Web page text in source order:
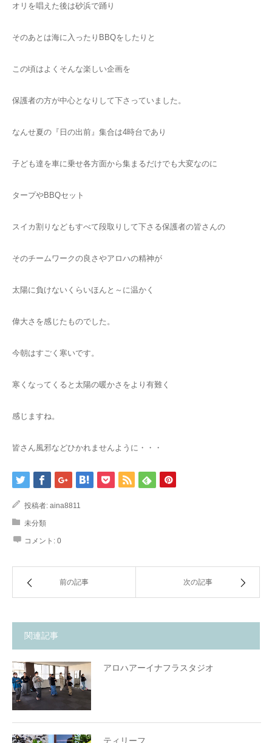
オリを唱えた後は砂浜で踊り
そのあとは海に入ったりBBQをしたりと
この頃はよくそんな楽しい企画を
保護者の方が中心となりして下さっていました。
なんせ夏の『日の出前』集合は4時台であり
子ども達を車に乗せ各方面から集まるだけでも大変なのに
タープやBBQセット
スイカ割りなどもすべて段取りして下さる保護者の皆さんの
そのチームワークの良さやアロハの精神が
太陽に負けないくらいほんと～に温かく
偉大さを感じたものでした。
今朝はすごく寒いです。
寒くなってくると太陽の暖かさをより有難く
感じますね。
皆さん風邪などひかれませんように・・・
投稿者: aina8811
未分類
コメント: 0
前の記事 次の記事
関連記事
アロハアーイナフラスタジオ
ティリーフ